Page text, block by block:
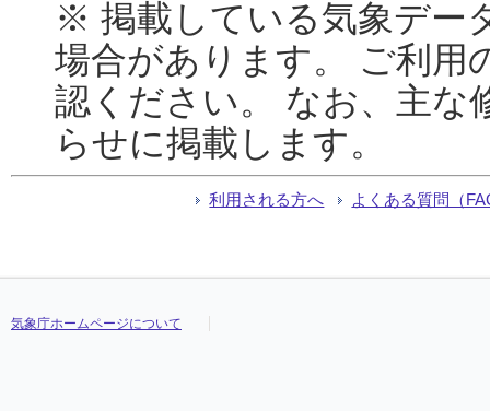
※ 掲載している気象デー
場合があります。 ご利用
認ください。 なお、主な
らせに掲載します。
利用される方へ よくある質問（
気象庁ホームページについて